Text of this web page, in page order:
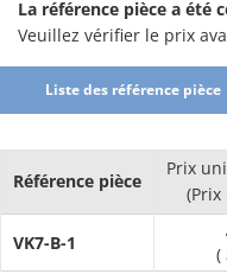
dark blue), hub: FC200,
blue), bolt: 10B22M.
La référence pièce a été
Veuillez vérifier le prix
Liste des référence pièce
Référence pièce
Prix
(Prix
VK7-B-1
(